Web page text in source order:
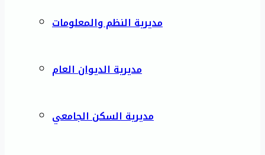
مديرية النظم والمعلومات
مديرية الديوان العام
مديرية السكن الجامعي